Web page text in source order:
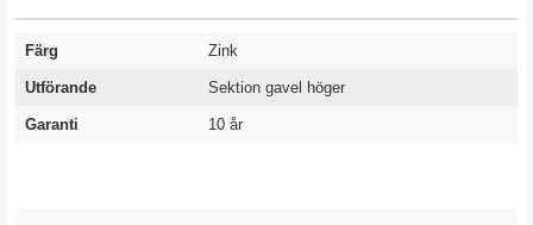
Färg Zink
Utförande Sektion gavel höger
Garanti 10 år